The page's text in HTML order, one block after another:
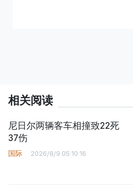
相关阅读
尼日尔两辆客车相撞致22死
37伤
国际 2026/8/9 05:10:16